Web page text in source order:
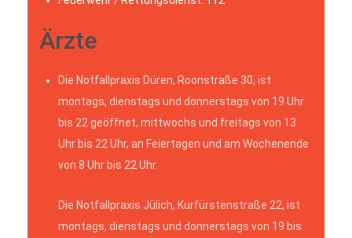
Ärzte
Die Notfallpraxis Düren, Roonstraße 30, ist
montags, dienstags und donnerstags von 19 Uhr
bis 22 geöffnet, mittwochs und freitags von 13
Uhr bis 22 Uhr, an Feiertagen und am Wochenende
von 8 Uhr bis 22 Uhr.
Die Notfallpraxis Jülich, Kurfürstenstraße 22, ist
montags, dienstags und donnerstags von 19 bis